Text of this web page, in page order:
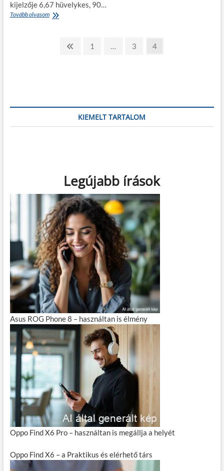
kijelzője 6,67 hüvelykes, 90…
Tovább olvasomXiaomi
használtan
Bejegyzések ElőzőPage
1 … Page
3 Page
4
KIEMELT TARTALOM
Legújabb írások
Asus ROG Phone 8 – használtan is élmény
Oppo Find X6 Pro – használtan is megállja a helyét
Oppo Find X6 – a Praktikus és elérhető társ